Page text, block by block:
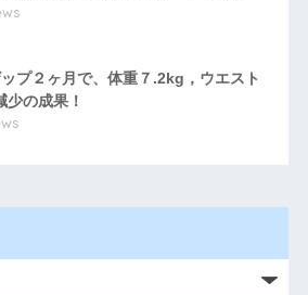
プ２ヶ月で、体重７.2kg，ウエスト
少の成果！